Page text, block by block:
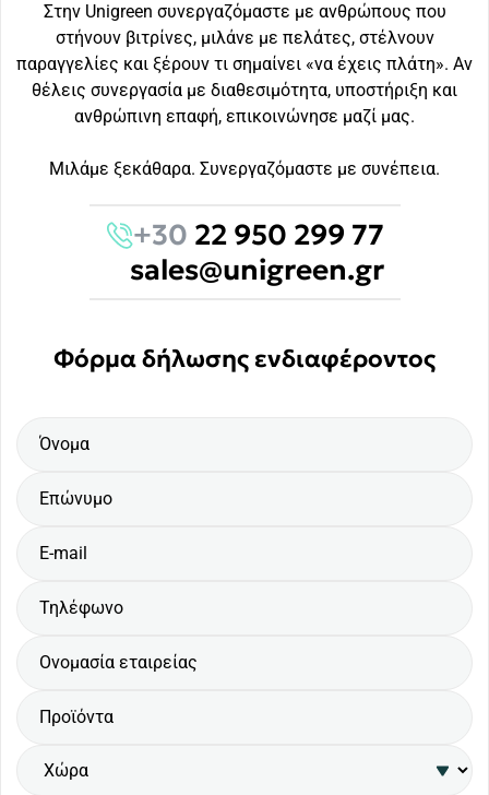
Στην Unigreen συνεργαζόμαστε με ανθρώπους που
στήνουν βιτρίνες, μιλάνε με πελάτες, στέλνουν
παραγγελίες και ξέρουν τι σημαίνει «να έχεις πλάτη». Αν
θέλεις συνεργασία με διαθεσιμότητα, υποστήριξη και
ανθρώπινη επαφή, επικοινώνησε μαζί μας.
Μιλάμε ξεκάθαρα. Συνεργαζόμαστε με συνέπεια.
+30 22 950 299 77
sales@unigreen.gr
Φόρμα δήλωσης ενδιαφέροντος